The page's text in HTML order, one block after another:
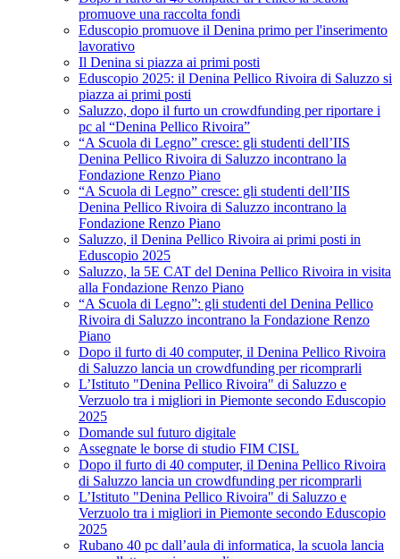
promuove una raccolta fondi
Eduscopio promuove il Denina primo per l'inserimento
lavorativo
Il Denina si piazza ai primi posti
Eduscopio 2025: il Denina Pellico Rivoira di Saluzzo si
piazza ai primi posti
Saluzzo, dopo il furto un crowdfunding per riportare i
pc al “Denina Pellico Rivoira”
“A Scuola di Legno” cresce: gli studenti dell’IIS
Denina Pellico Rivoira di Saluzzo incontrano la
Fondazione Renzo Piano
“A Scuola di Legno” cresce: gli studenti dell’IIS
Denina Pellico Rivoira di Saluzzo incontrano la
Fondazione Renzo Piano
Saluzzo, il Denina Pellico Rivoira ai primi posti in
Eduscopio 2025
Saluzzo, la 5E CAT del Denina Pellico Rivoira in visita
alla Fondazione Renzo Piano
“A Scuola di Legno”: gli studenti del Denina Pellico
Rivoira di Saluzzo incontrano la Fondazione Renzo
Piano
Dopo il furto di 40 computer, il Denina Pellico Rivoira
di Saluzzo lancia un crowdfunding per ricomprarli
L’Istituto "Denina Pellico Rivoira" di Saluzzo e
Verzuolo tra i migliori in Piemonte secondo Eduscopio
2025
Domande sul futuro digitale
Assegnate le borse di studio FIM CISL
Dopo il furto di 40 computer, il Denina Pellico Rivoira
di Saluzzo lancia un crowdfunding per ricomprarli
L’Istituto "Denina Pellico Rivoira" di Saluzzo e
Verzuolo tra i migliori in Piemonte secondo Eduscopio
2025
Rubano 40 pc dall’aula di informatica, la scuola lancia